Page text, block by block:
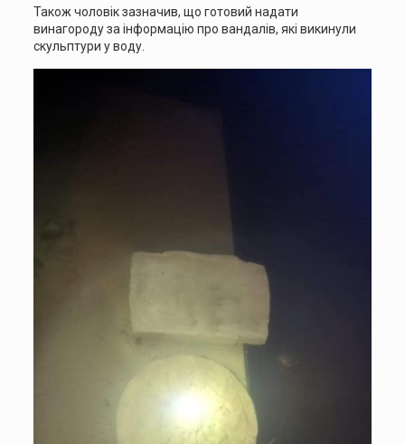
Також чоловік зазначив, що готовий надати
винагороду за інформацію про вандалів, які викинули
скульптури у воду.